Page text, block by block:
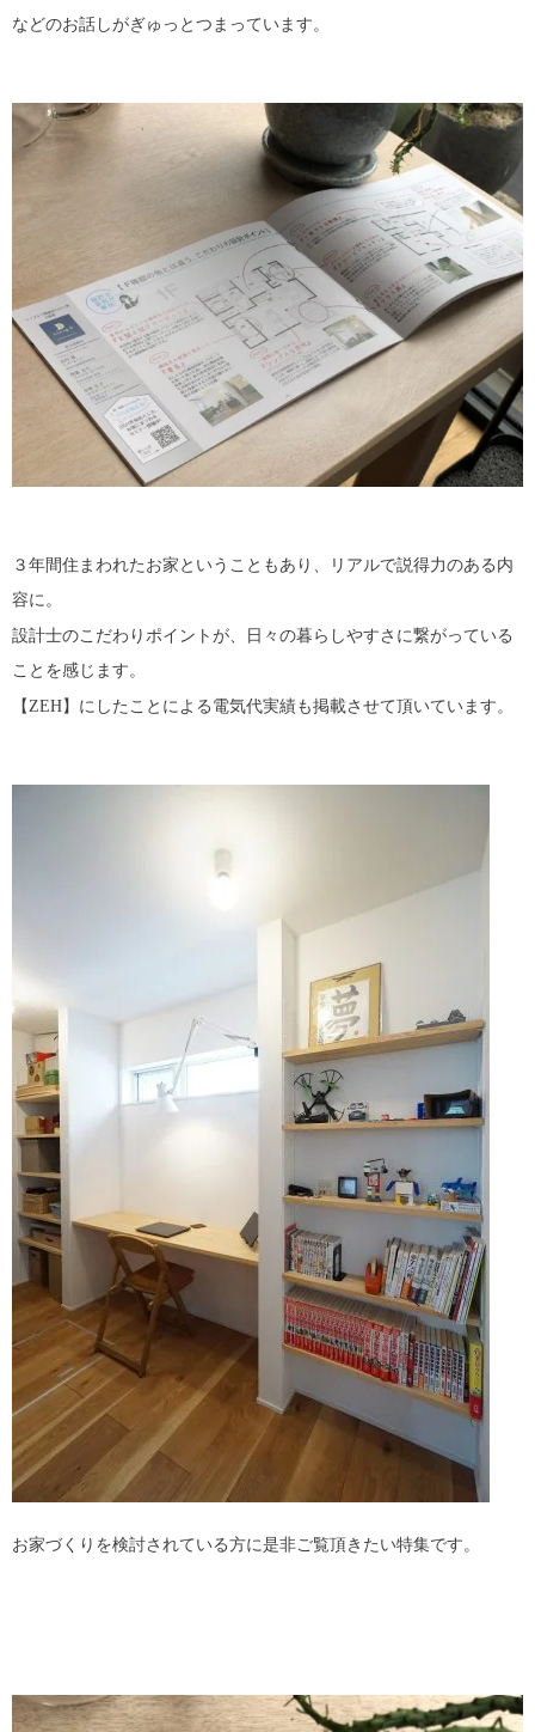
などのお話しがぎゅっとつまっています。
３年間住まわれたお家ということもあり、リアルで説得力のある内
容に。
設計士のこだわりポイントが、日々の暮らしやすさに繋がっている
ことを感じます。
【ZEH】にしたことによる電気代実績も掲載させて頂いています。
お家づくりを検討されている方に是非ご覧頂きたい特集です。